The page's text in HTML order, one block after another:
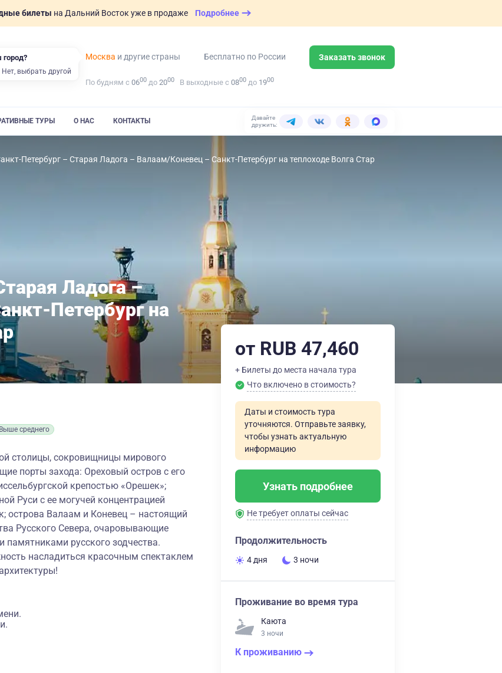
билеты на Дальний Восток уже в продаже Подробнее
Москва и другие страны Бесплатно по России Заказать звонок
По будням с 0600 до 2000 В выходные с 0800 до 1900
ТУРЫ О НАС КОНТАКТЫ
Давайте
дружить:
Петербург – Старая Ладога – Валаам/Коневец – Санкт-Петербург на теплоходе Волга Стар
Ладога –
Петербург на
Выше среднего
столицы, сокровищницы мирового
порты захода: Ореховый остров с его
крепостью «Орешек»;
Руси с ее могучей концентрацией
острова Валаам и Коневец – настоящий
Русского Севера, очаровывающие
памятниками русского зодчества.
насладиться красочным спектаклем
от RUB 47,460
+ Билеты до места начала тура
Что включено в стоимость?
Даты и стоимость тура
уточняются. Отправьте заявку,
чтобы узнать актуальную
информацию
Узнать подробнее
Не требует оплаты сейчас
Продолжительность
4 дня 3 ночи
Проживание во время тура
Каюта
3 ночи
К проживанию
Нет, выбрать другой